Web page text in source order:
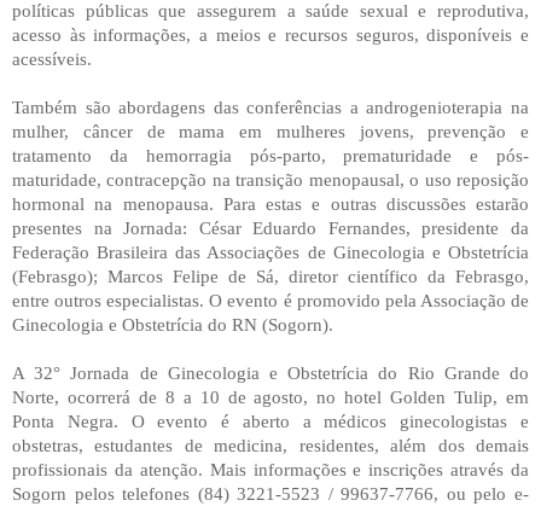
políticas públicas que assegurem a saúde sexual e reprodutiva,
acesso às informações, a meios e recursos seguros, disponíveis e
acessíveis.
Também são abordagens das conferências a androgenioterapia na
mulher, câncer de mama em mulheres jovens, prevenção e
tratamento da hemorragia pós-parto, prematuridade e pós-
maturidade, contracepção na transição menopausal, o uso reposição
hormonal na menopausa. Para estas e outras discussões estarão
presentes na Jornada: César Eduardo Fernandes, presidente da
Federação Brasileira das Associações de Ginecologia e Obstetrícia
(Febrasgo); Marcos Felipe de Sá, diretor científico da Febrasgo,
entre outros especialistas. O evento é promovido pela Associação de
Ginecologia e Obstetrícia do RN (Sogorn).
A 32° Jornada de Ginecologia e Obstetrícia do Rio Grande do
Norte, ocorrerá de 8 a 10 de agosto, no hotel Golden Tulip, em
Ponta Negra. O evento é aberto a médicos ginecologistas e
obstetras, estudantes de medicina, residentes, além dos demais
profissionais da atenção. Mais informações e inscrições através da
Sogorn pelos telefones (84) 3221-5523 / 99637-7766, ou pelo e-